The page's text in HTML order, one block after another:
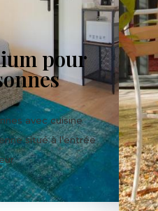
pour
avec cuisine
situé à l’entrée